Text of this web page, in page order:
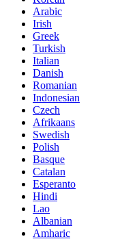
Arabic
Irish
Greek
Turkish
Italian
Danish
Romanian
Indonesian
Czech
Afrikaans
Swedish
Polish
Basque
Catalan
Esperanto
Hindi
Lao
Albanian
Amharic